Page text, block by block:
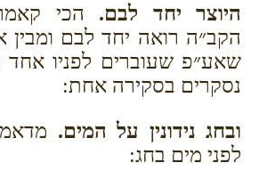
היוצר יחד לבם. הכי
הקב״ה רואה יחד לבם
שאע״פ שעוברים לפניו אחד
נסקרים בסקירה אחת:
ובחג נידונין על המים.
לפני מים בחג: